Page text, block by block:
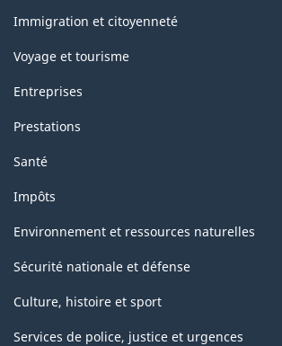
sujets
Immigration et citoyenneté
Voyage et tourisme
Entreprises
Prestations
Santé
Impôts
Environnement et ressources naturelles
Sécurité nationale et défense
Culture, histoire et sport
Services de police, justice et urgences